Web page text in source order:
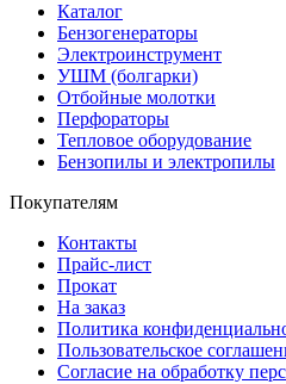
Каталог
Бензогенераторы
Электроинструмент
УШМ (болгарки)
Отбойные молотки
Перфораторы
Тепловое оборудование
Бензопилы и электропилы
Покупателям
Контакты
Прайс-лист
Прокат
На заказ
Политика
Пользовательское
Согласие на обработку